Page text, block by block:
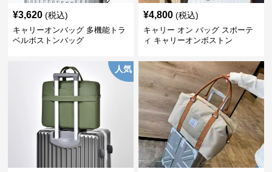
¥3,620 (税込)
キャリーオンバッグ 多機能トラ
ベルボストンバッグ
¥4,800 (税込)
キャリー オン バッグ スポーテ
ィ キャリーオンボストン
人気